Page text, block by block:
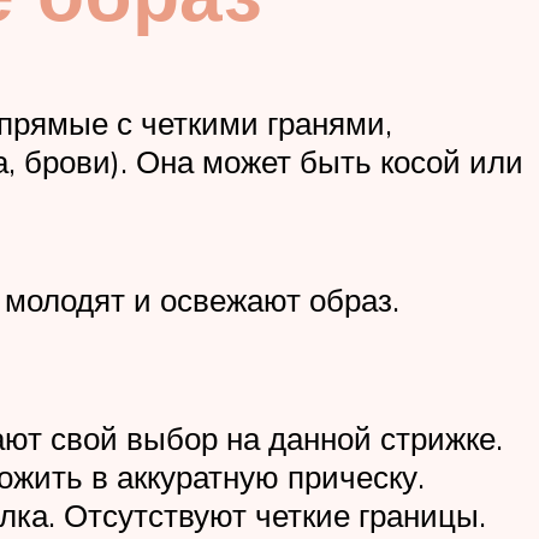
с четкими гранями,
брови). Она может быть косой или
и освежают образ.
свой выбор на данной стрижке.
в аккуратную прическу.
Отсутствуют четкие границы.